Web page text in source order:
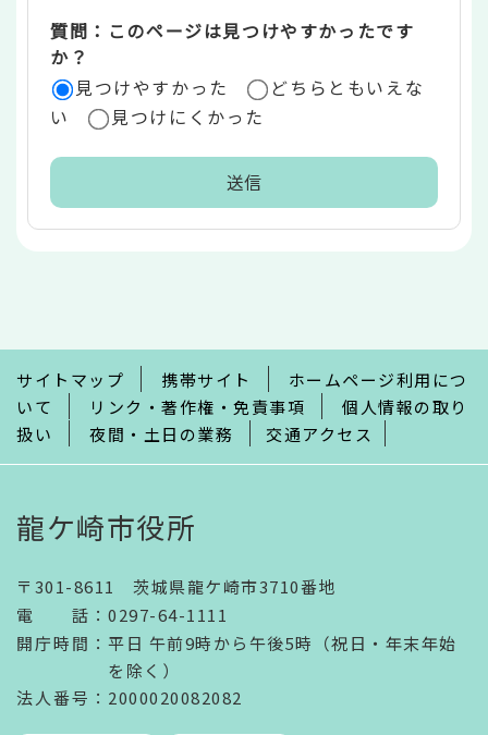
質問：このページは見つけやすかったです
か？
見つけやすかった
どちらともいえな
い
見つけにくかった
で
サイトマップ 携帯サイト
ホームページ利用につ
いて
リンク・著作権・免責事項
個人情報の取り
扱い
夜間・土日の業務 交通アクセス
龍ケ崎市役所
〒301-8611 茨城県龍ケ崎市3710番地
電話 ： 0297-64-1111
開庁時間 ： 平日 午前9時から午後5時（祝日・年末年始
を除く）
法人番号 ：2000020082082